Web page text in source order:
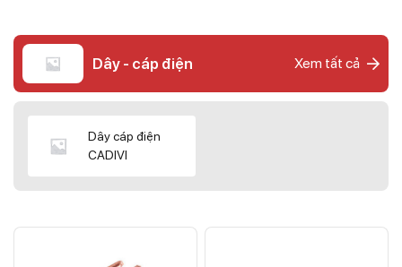
Dây - cáp điện Xem tất cả
Dây cáp điện
CADIVI